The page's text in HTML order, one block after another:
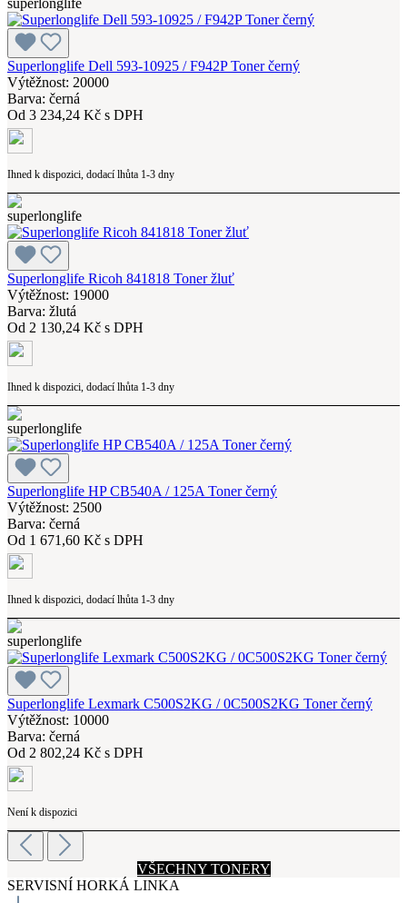
Superlonglife Dell 593-10925 / F942P Toner černý
Výtěžnost: 20000
Barva: černá
Od 3 234,24 Kč s DPH
Ihned k dispozici, dodací lhůta 1-3 dny
Superlonglife Ricoh 841818 Toner žluť
Výtěžnost: 19000
Barva: žlutá
Od 2 130,24 Kč s DPH
Ihned k dispozici, dodací lhůta 1-3 dny
Superlonglife HP CB540A / 125A Toner černý
Výtěžnost: 2500
Barva: černá
Od 1 671,60 Kč s DPH
Ihned k dispozici, dodací lhůta 1-3 dny
Superlonglife Lexmark C500S2KG / 0C500S2KG Toner černý
Výtěžnost: 10000
Barva: černá
Od 2 802,24 Kč s DPH
Není k dispozici
VŠECHNY TONERY
SERVISNÍ HORKÁ LINKA